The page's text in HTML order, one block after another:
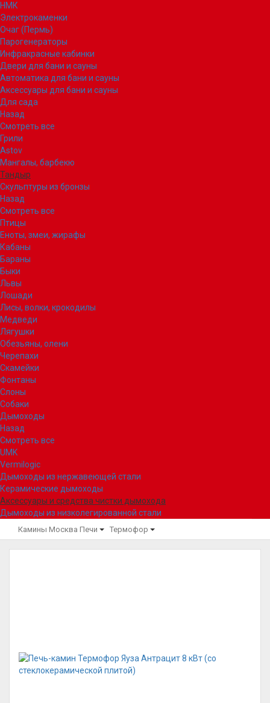
НМК
Электрокаменки
Очаг (Пермь)
Парогенераторы
Инфракрасные кабинки
Двери для бани и сауны
Автоматика для бани и сауны
Аксессуары для бани и сауны
Для сада
Назад
Смотреть все
Грили
Astov
Мангалы, барбекю
Тандыр
Скульптуры из бронзы
Назад
Смотреть все
Птицы
Еноты, змеи, жирафы
Кабаны
Бараны
Быки
Львы
Лошади
Лисы, волки, крокодилы
Медведи
Лягушки
Обезьяны, олени
Черепахи
Скамейки
Фонтаны
Слоны
Собаки
Дымоходы
Назад
Смотреть все
UMK
Vermilogic
Дымоходы из нержавеющей стали
Керамические дымоходы
Аксессуары и средства чистки дымохода
Дымоходы из низколегированной стали
Камины Москва Печи Термофор